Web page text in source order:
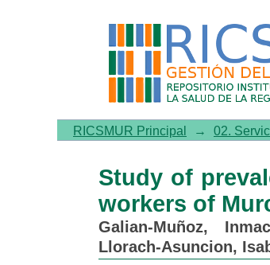
Study of
Service
RICSMUR Principal → 02.
Study of
workers of
Galian-Muñoz,
Llorach-Asuncion,